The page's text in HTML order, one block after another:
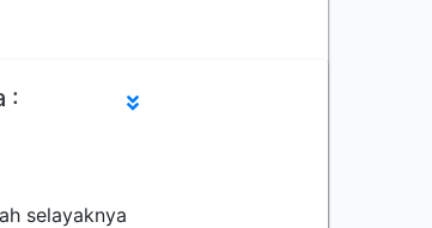
:
selayaknya